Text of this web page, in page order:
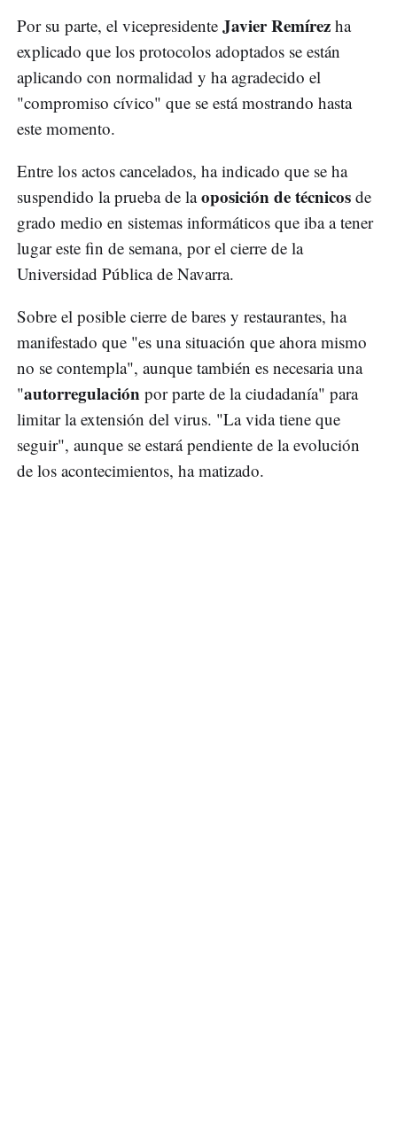
Por su parte, el vicepresidente Javier Remírez ha
explicado que los protocolos adoptados se están
aplicando con normalidad y ha agradecido el
"compromiso cívico" que se está mostrando hasta
este momento.
Entre los actos cancelados, ha indicado que se ha
suspendido la prueba de laoposición de técnicos de
grado medio en sistemas informáticos que iba a tener
lugar este fin de semana, por el cierre de la
Universidad Pública de Navarra.
Sobre el posible cierre de bares y restaurantes, ha
manifestado que "es una situación que ahora mismo
no se contempla", aunque también es necesaria una
"autorregulación por parte de la ciudadanía" para
limitar la extensión del virus. "La vida tiene que
seguir", aunque se estará pendiente de la evolución
de los acontecimientos, ha matizado.